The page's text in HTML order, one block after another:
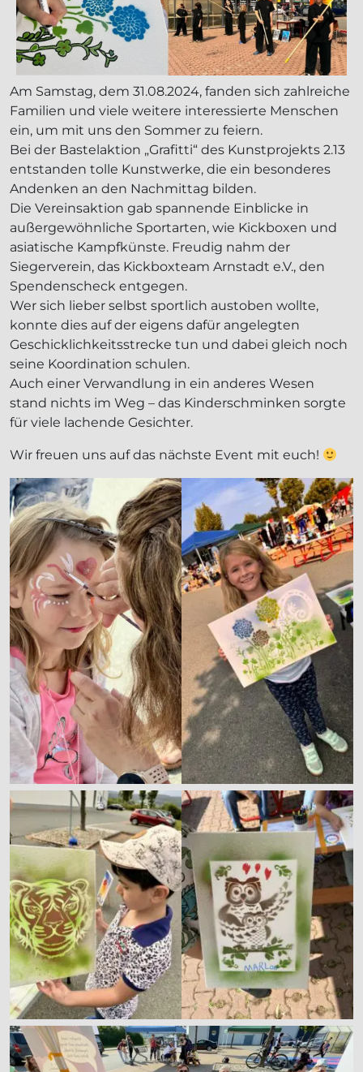
Am Samstag, dem 31.08.2024, fanden sich zahlreiche
Familien und viele weitere interessierte Menschen
ein, um mit uns den Sommer zu feiern.
Bei der Bastelaktion „Grafitti“ des Kunstprojekts 2.13
entstanden tolle Kunstwerke, die ein besonderes
Andenken an den Nachmittag bilden.
Die Vereinsaktion gab spannende Einblicke in
außergewöhnliche Sportarten, wie Kickboxen und
asiatische Kampfkünste. Freudig nahm der
Siegerverein, das Kickboxteam Arnstadt e.V., den
Spendenscheck entgegen.
Wer sich lieber selbst sportlich austoben wollte,
konnte dies auf der eigens dafür angelegten
Geschicklichkeitsstrecke tun und dabei gleich noch
seine Koordination schulen.
Auch einer Verwandlung in ein anderes Wesen
stand nichts im Weg – das Kinderschminken sorgte
für viele lachende Gesichter.
Wir freuen uns auf das nächste Event mit euch!